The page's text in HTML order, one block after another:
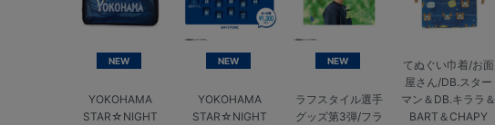
NEW
YOKOHAMA
STAR☆NIGHT
NEW
YOKOHAMA
STAR☆NIGHT
NEW
ラフスタイル選手
グッズ第3弾/フラ
てぬぐい巾着/お面
屋さん/DB.スター
マン＆DB.キララ＆
BART＆CHAPY